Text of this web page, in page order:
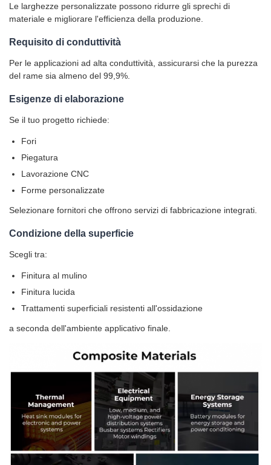
Le larghezze personalizzate possono ridurre gli sprechi di
materiale e migliorare l'efficienza della produzione.
Requisito di conduttività
Per le applicazioni ad alta conduttività, assicurarsi che la purezza
del rame sia almeno del 99,9%.
Esigenze di elaborazione
Se il tuo progetto richiede:
Fori
Piegatura
Lavorazione CNC
Forme personalizzate
Selezionare fornitori che offrono servizi di fabbricazione integrati.
Condizione della superficie
Scegli tra:
Finitura al mulino
Finitura lucida
Trattamenti superficiali resistenti all'ossidazione
a seconda dell'ambiente applicativo finale.